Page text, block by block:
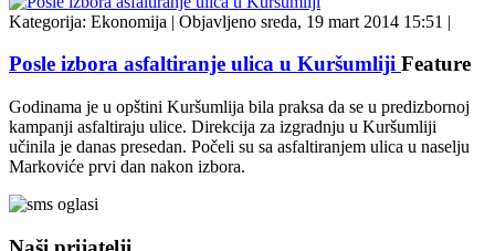
Kategorija: Ekonomija | Objavljeno sreda, 19 mart 2014 15:51 |
Posle izbora asfaltiranje ulica u Kuršumliji Feature
Godinama je u opštini Kuršumlija bila praksa da se u predizbornoj
kampanji asfaltiraju ulice. Direkcija za izgradnju u Kuršumliji
učinila je danas presedan. Počeli su sa asfaltiranjem ulica u naselju
Markoviće prvi dan nakon izbora.